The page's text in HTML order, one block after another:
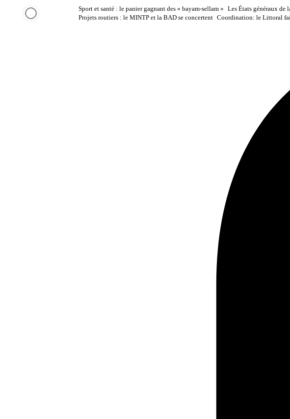
DERNIÈRES
Sport et santé : le panier gagnant des « bayam-sellam » Les États généraux de
Projets routiers : le MINTP et la BAD se concertent Coordination: le Littoral